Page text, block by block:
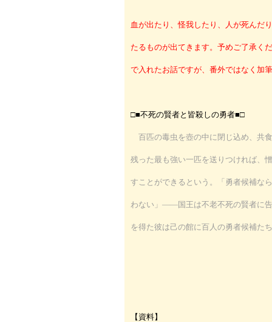
血が出たり、怪我したり、人が死んだ
たるものが出てきます。予めご了承く
で入れたお話ですが、番外ではなく加
□■不死の賢者と皆殺しの勇者■□
百匹の毒虫を壺の中に閉じ込め、共
残った最も強い一匹を送りつければ、
すことができるという。「勇者候補な
わない」――国王は不老不死の賢者に
を得た彼は己の館に百人の勇者候補た
【資料】